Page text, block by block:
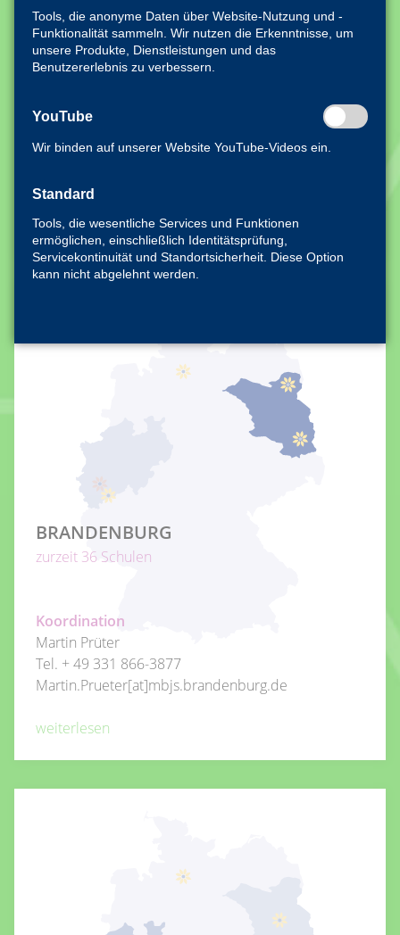
Dr. Nicola Stollhoff &
Johanna Hofmann
Tel.+ 49 30 838-53291
Carsten Schmaljohann
weiterlesen
BRANDENBURG
zurzeit 36 Schulen
Koordination
Martin Prüter
Tel. + 49 331 866-3877
Martin.Prueter[at]mbjs.brandenburg.de
weiterlesen
Tools, die anonyme Daten über Website-Nutzung und -
Funktionalität sammeln. Wir nutzen die Erkenntnisse, um
unsere Produkte, Dienstleistungen und das
Benutzererlebnis zu verbessern.
YouTube
Wir binden auf unserer Website YouTube-Videos ein.
Standard
Tools, die wesentliche Services und Funktionen
ermöglichen, einschließlich Identitätsprüfung,
Servicekontinuität und Standortsicherheit. Diese Option
kann nicht abgelehnt werden.